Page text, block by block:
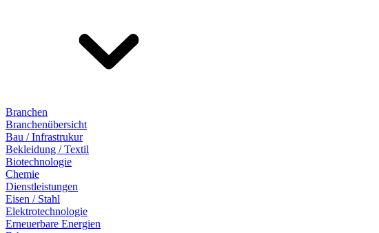
Branchen
Branchenübersicht
Bau / Infrastrukur
Bekleidung / Textil
Biotechnologie
Chemie
Dienstleistungen
Eisen / Stahl
Elektrotechnologie
Erneuerbare Energien